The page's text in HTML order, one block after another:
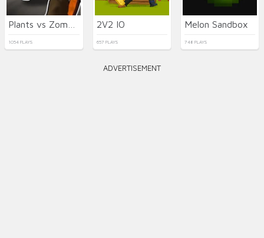
1054 PLAYS
2V2 IO
657 PLAYS
Melon Sandbox
748 PLAYS
ADVERTISEMENT